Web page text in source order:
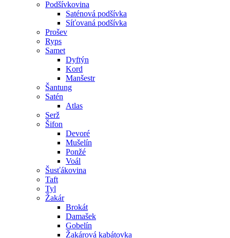
Podšívkovina
Saténová podšívka
Síťovaná podšívka
Prošev
Ryps
Samet
Dyftýn
Kord
Manšestr
Šantung
Satén
Atlas
Serž
Šifon
Devoré
Mušelín
Ponžé
Voál
Šusťákovina
Taft
Tyl
Žakár
Brokát
Damašek
Gobelín
Žakárová kabátovka